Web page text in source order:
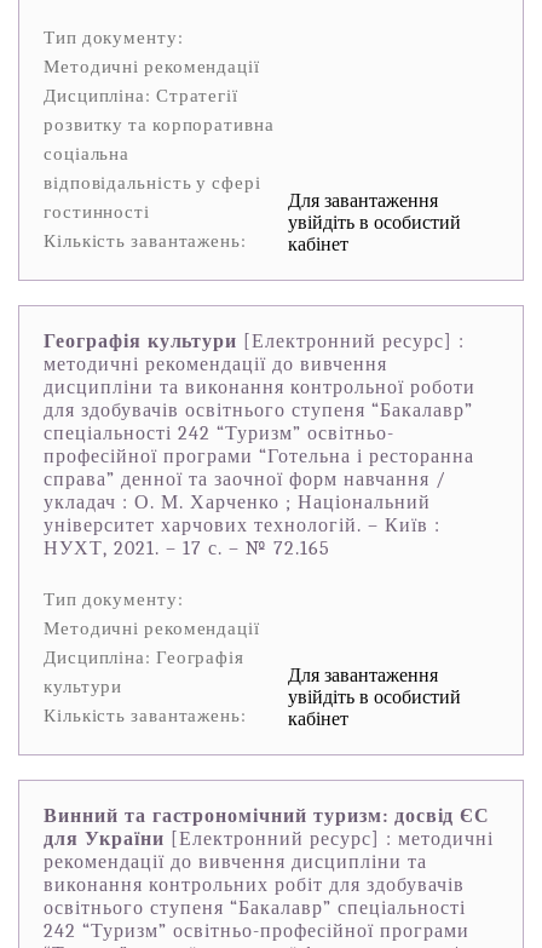
Тип документу:
Методичні рекомендації
Дисципліна: Стратегії
розвитку та корпоративна
соціальна
відповідальність у сфері
гостинності
Кількість завантажень:
Для завантаження
увійдіть в особистий
кабінет
Географія культури [Електронний ресурс] :
методичні рекомендації до вивчення
дисципліни та виконання контрольної роботи
для здобувачів освітнього ступеня “Бакалавр”
спеціальності 242 “Туризм” освітньо-
професійної програми “Готельна і ресторанна
справа” денної та заочної форм навчання /
укладач : О. М. Харченко ; Національний
університет харчових технологій. – Київ :
НУХТ, 2021. – 17 с. – № 72.165
Тип документу:
Методичні рекомендації
Дисципліна: Географія
культури
Кількість завантажень:
Для завантаження
увійдіть в особистий
кабінет
Винний та гастрономічний туризм: досвід ЄС
для України [Електронний ресурс] : методичні
рекомендації до вивчення дисципліни та
виконання контрольних робіт для здобувачів
освітнього ступеня “Бакалавр” спеціальності
242 “Туризм” освітньо-професійної програми